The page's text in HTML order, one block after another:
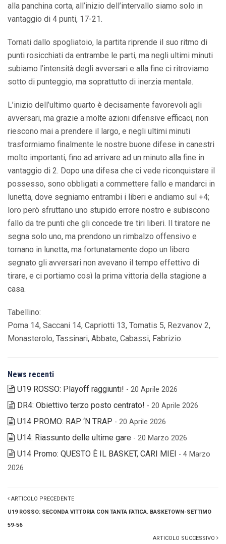
alla panchina corta, all’inizio dell’intervallo siamo solo in
vantaggio di 4 punti, 17-21.
Tornati dallo spogliatoio, la partita riprende il suo ritmo di
punti rosicchiati da entrambe le parti, ma negli ultimi minuti
subiamo l’intensità degli avversari e alla fine ci ritroviamo
sotto di punteggio, ma soprattutto di inerzia mentale.
L’inizio dell’ultimo quarto è decisamente favorevoli agli
avversari, ma grazie a molte azioni difensive efficaci, non
riescono mai a prendere il largo, e negli ultimi minuti
trasformiamo finalmente le nostre buone difese in canestri
molto importanti, fino ad arrivare ad un minuto alla fine in
vantaggio di 2. Dopo una difesa che ci vede riconquistare il
possesso, sono obbligati a commettere fallo e mandarci in
lunetta, dove segniamo entrambi i liberi e andiamo sul +4;
loro però sfruttano uno stupido errore nostro e subiscono
fallo da tre punti che gli concede tre tiri liberi. Il tiratore ne
segna solo uno, ma prendono un rimbalzo offensivo e
tornano in lunetta, ma fortunatamente dopo un libero
segnato gli avversari non avevano il tempo effettivo di
tirare, e ci portiamo così la prima vittoria della stagione a
casa.
Tabellino:
Poma 14, Saccani 14, Capriotti 13, Tomatis 5, Rezvanov 2,
Monasterolo, Tassinari, Abbate, Cabassi, Fabrizio.
News recenti
U19 ROSSO: Playoff raggiunti! - 20 Aprile 2026
DR4: Obiettivo terzo posto centrato! - 20 Aprile 2026
U14 PROMO: RAP ‘N TRAP - 20 Aprile 2026
U14: Riassunto delle ultime gare - 20 Marzo 2026
U14 Promo: QUESTO È IL BASKET, CARI MIEI - 4 Marzo
2026
ARTICOLO PRECEDENTE
U19 ROSSO: SECONDA VITTORIA CON TANTA FATICA. BASKETOWN-SETTIMO
59-56
ARTICOLO SUCCESSIVO